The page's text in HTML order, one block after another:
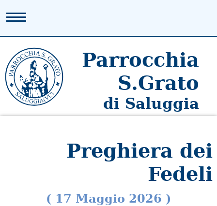
Parrocchia
S.Grato
di Saluggia
Preghiera dei
Fedeli
( 17 Maggio 2026 )